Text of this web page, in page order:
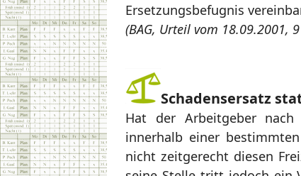
Ersetzungsbefugnis
(BAG, Urteil vom 18.09.2001,
Schadensersatz
Hat der Arbeitgeber nach
innerhalb einer
nicht zeitgerecht diesen